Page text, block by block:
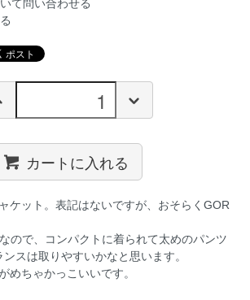
て問い合わせる
カートに入れる
ケット。表記はないですが、おそらくGOR
ので、コンパクトに着られて太めのパンツ
スは取りやすいかなと思います。
めちゃかっこいいです。